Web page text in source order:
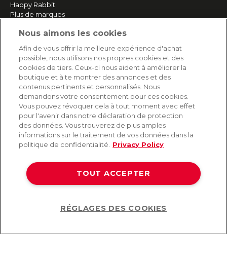
Happy Rabbit
Plus de marques
SERVICE
Livraison rapide et gratuite
Retours & remboursements
Paiement sécurisé
AIDE
Contact
Livraison et expédition
Foire aux questions
Protection des données
©2026 Lovehoney Group Switzerland AG. Tous droits réservés.
Nous aimons les cookies
Afin de vous offrir la meilleure expérience d'achat
possible, nous utilisons nos propres cookies et des
cookies de tiers. Ceux-ci nous aident à améliorer la
boutique et à te montrer des annonces et des
contenus pertinents et personnalisés. Nous
demandons votre consentement pour ces cookies.
Vous pouvez révoquer cela à tout moment avec effet
pour l'avenir dans notre déclaration de protection
des données. Vous trouverez de plus amples
informations sur le traitement de vos données dans la
politique de confidentialité.
Privacy Policy
TOUT ACCEPTER
RÉGLAGES DES COOKIES